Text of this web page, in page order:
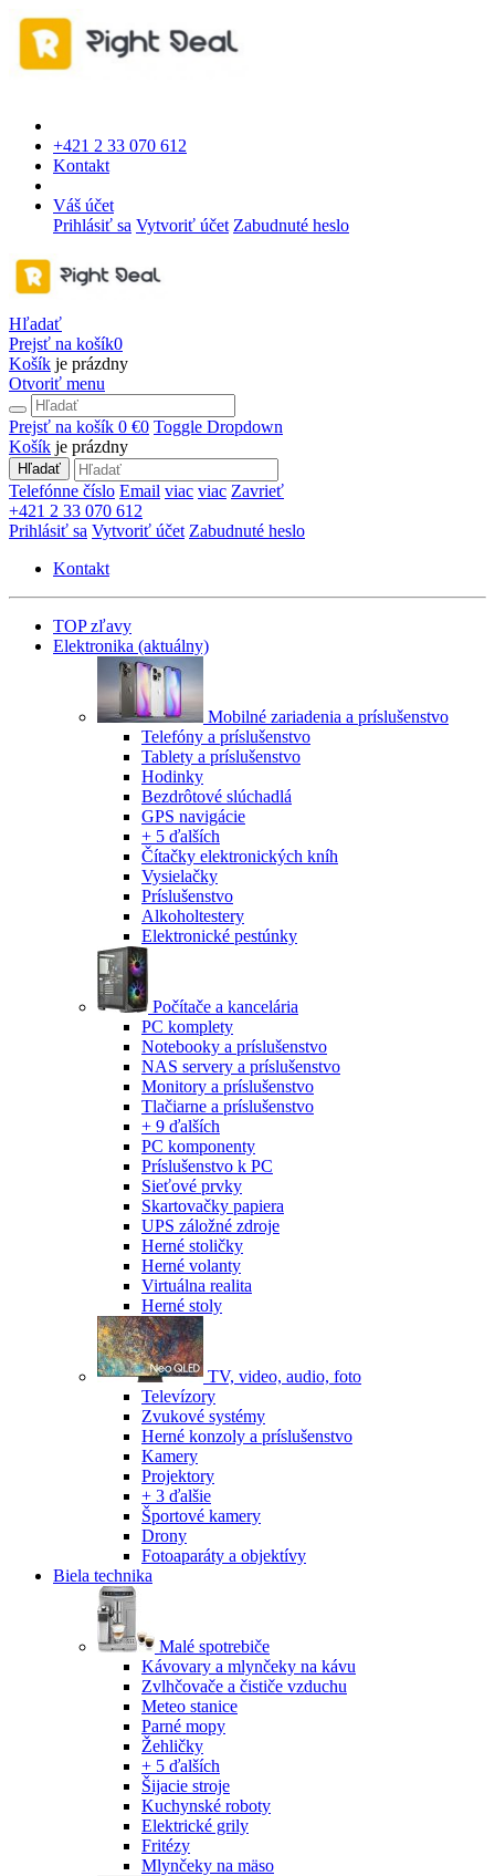
+421 2 33 070 612
Kontakt
Váš účet
Prihlásiť sa Vytvoriť účet Zabudnuté heslo
Hľadať
Prejsť na košík0
Košík je prázdny
Otvoriť menu
Prejsť na košík 0 €0 Toggle Dropdown
Košík je prázdny
Hľadať
Telefónne číslo Email viac viac Zavrieť
+421 2 33 070 612
Prihlásiť sa Vytvoriť účet Zabudnuté heslo
Kontakt
TOP zľavy
Elektronika (aktuálny)
Mobilné zariadenia a príslušenstvo
Telefóny a príslušenstvo
Tablety a príslušenstvo
Hodinky
Bezdrôtové slúchadlá
GPS navigácie
+ 5 ďalších
Čítačky elektronických kníh
Vysielačky
Príslušenstvo
Alkoholtestery
Elektronické pestúnky
Počítače a kancelária
PC komplety
Notebooky a príslušenstvo
NAS servery a príslušenstvo
Monitory a príslušenstvo
Tlačiarne a príslušenstvo
+ 9 ďalších
PC komponenty
Príslušenstvo k PC
Sieťové prvky
Skartovačky papiera
UPS záložné zdroje
Herné stoličky
Herné volanty
Virtuálna realita
Herné stoly
TV, video, audio, foto
Televízory
Zvukové systémy
Herné konzoly a príslušenstvo
Kamery
Projektory
+ 3 ďalšie
Športové kamery
Drony
Fotoaparáty a objektívy
Biela technika
Malé spotrebiče
Kávovary a mlynčeky na kávu
Zvlhčovače a čističe vzduchu
Meteo stanice
Parné mopy
Žehličky
+ 5 ďalších
Šijacie stroje
Kuchynské roboty
Elektrické grily
Fritézy
Mlynčeky na mäso